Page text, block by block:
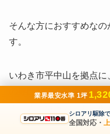
そんな方におすすめなの
す。
いわき市平中山を拠点に
の専門知識を持つ衛生
て、人と環境の両方に
ます。
業界最安水準 1坪
シロアリ駆除で
全国対応・